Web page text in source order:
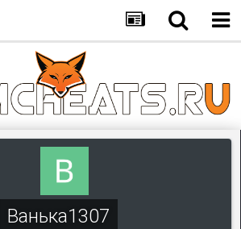
Ванька1307